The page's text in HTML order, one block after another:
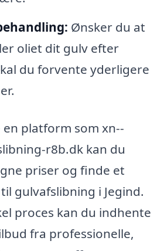
Ønsker du at
oliet dit gulv efter
du forvente yderligere
en platform som xn--
r8b.dk kan du
priser og finde et
gulvafslibning i Jegind.
proces kan du indhente
fra professionelle,